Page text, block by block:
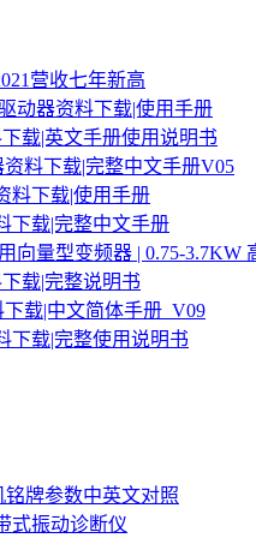
营收七年新高
动器资料下载|使用手册
载|英文手册使用说明书
料下载|完整中文手册V05
料下载|使用手册
下载|完整中文手册
向量型变频器 | 0.75-3.7KW
载|完整说明书
载|中文简体手册_V09
下载|完整使用说明书
牌参数中英文对照
式振动诊断仪